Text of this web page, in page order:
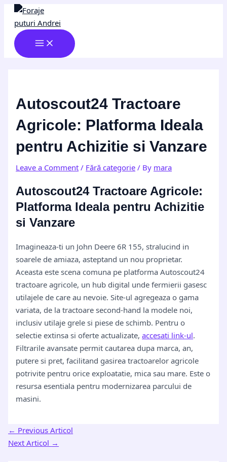
Skip
content
MENU
Autoscout24 Tractoare
Agricole: Platforma Ideala
pentru Achizitie si Vanzare
Leave a Comment / Fără categorie / By mara
Autoscout24 Tractoare Agricole:
Platforma Ideala pentru Achizitie
si Vanzare
Imagineaza-ti un John Deere 6R 155, stralucind in
soarele de amiaza, asteptand un nou proprietar.
Aceasta este scena comuna pe platforma Autoscout24
tractoare agricole, un hub digital unde fermierii gasesc
utilajele de care au nevoie. Site-ul agregeaza o gama
variata, de la tractoare second-hand la modele noi,
inclusiv utilaje grele si piese de schimb. Pentru o
selectie extinsa si oferte actualizate,accesati link-ul.
Filtrarile avansate permit cautarea dupa marca, an,
putere si pret, facilitand gasirea tractoarelor agricole
potrivite pentru orice exploatatie, mica sau mare. Este o
resursa esentiala pentru modernizarea parcului de
masini.
Post
navigation
← Previous Articol
Next Articol →
Type
here..
Name*
Email*
Website